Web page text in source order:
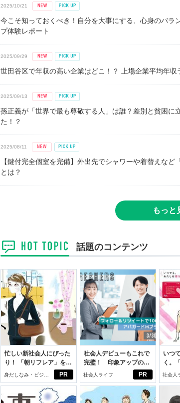
2025/10/21
今こそ知っておくべき！自分を大事にする、心身のバラ
プ体験レポート
2025/09/29
世田谷区で年収の高い企業はどこ！？ 上場企業平均年
2025/09/13
孫正義が「世界で最も尊敬する人」は誰？差別と貧困に
た！？
2025/08/11
【鍵付完全個室を完備】外出先でシャワーや着替えな
とは？
もっと
話題のコンテンツ
PR
忙しい新社会人にぴった
り！ 「朝リフレア」をは
じめよう。しっかりニオ
イケアして24時間快適。
身だしなみ・ビジネ
スアイテム
PR
社会人デビューもこれで
完璧！ 印象アップのセ
ルフプロデュース術
社会人ライフ
いつ
く。
向き
社会人